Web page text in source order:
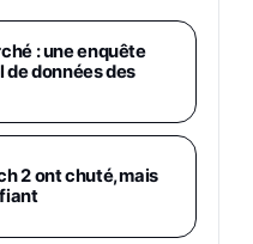
Ultra, Smartphone
AI, 512 Go,
25W Inclus,
Noir, Version FR
Bleu
Tiers)
: une enquête
données des
2 ont chuté, mais